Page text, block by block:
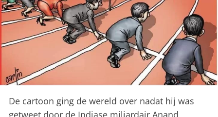
De cartoon ging de wereld over nadat hij was